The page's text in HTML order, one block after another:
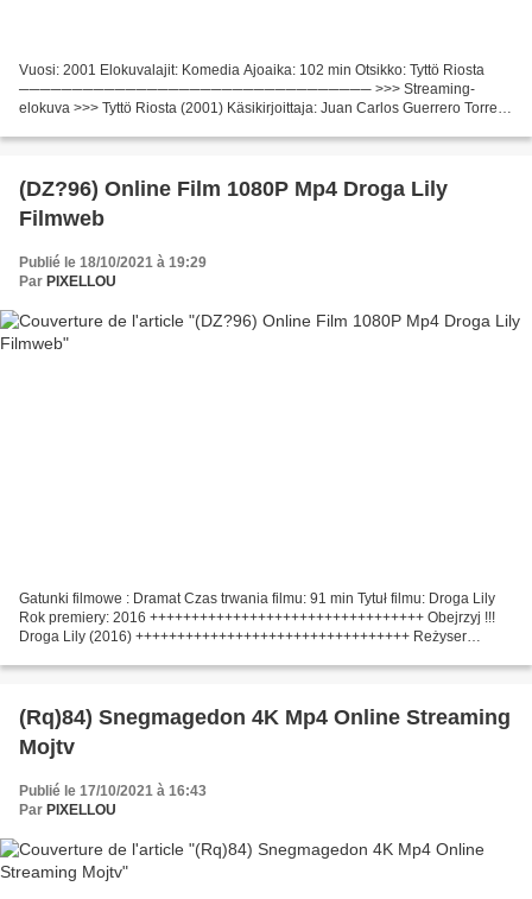
Vuosi: 2001 Elokuvalajit: Komedia Ajoaika: 102 min Otsikko: Tyttö Riosta
───────────────────────────────── >>> Streaming-
elokuva >>> Tyttö Riosta (2001) Käsikirjoittaja: Juan Carlos Guerrero Torres,
(DZ?96) Online Film 1080P Mp4 Droga Lily
Filmweb
Publié le 18/10/2021 à 19:29
Par PIXELLOU
Gatunki filmowe : Dramat Czas trwania filmu: 91 min Tytuł filmu: Droga Lily
Rok premiery: 2016 +++++++++++++++++++++++++++++++++ Obejrzyj !!!
Droga Lily (2016) +++++++++++++++++++++++++++++++++ Reżyser
(Rq)84) Snegmagedon 4K Mp4 Online Streaming
Mojtv
Publié le 17/10/2021 à 16:43
Par PIXELLOU